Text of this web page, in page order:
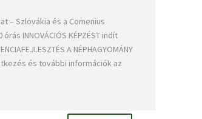
– Szlovákia és a Comenius
INNOVÁCIÓS KÉPZÉST indít
A NÉPHAGYOMÁNY
és további információk az